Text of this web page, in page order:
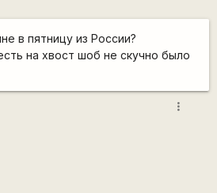
в пятницу из России?
на хвост шоб не скучно было
more_vert